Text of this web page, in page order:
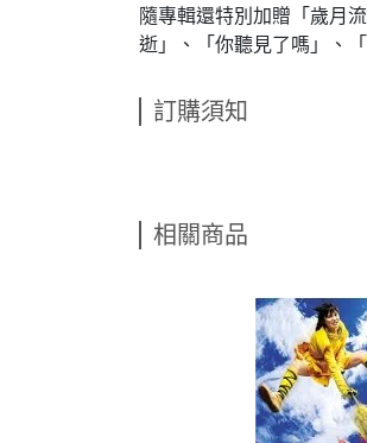
隨專輯還特別加贈「歲月
逝」、「你聽見了嗎」、
訂購須知
相關商品